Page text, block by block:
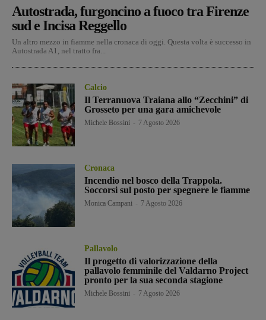
Autostrada, furgoncino a fuoco tra Firenze
sud e Incisa Reggello
Un altro mezzo in fiamme nella cronaca di oggi. Questa volta è successo in
Autostrada A1, nel tratto fra...
Calcio
Il Terranuova Traiana allo “Zecchini” di
Grosseto per una gara amichevole
Michele Bossini 7 Agosto 2026
Cronaca
Incendio nel bosco della Trappola.
Soccorsi sul posto per spegnere le fiamme
Monica Campani 7 Agosto 2026
Pallavolo
Il progetto di valorizzazione della
pallavolo femminile del Valdarno Project
pronto per la sua seconda stagione
Michele Bossini 7 Agosto 2026